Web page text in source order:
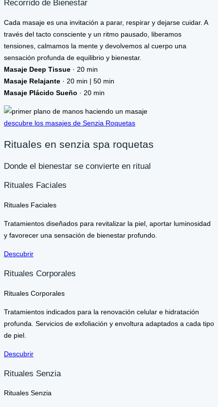
Recorrido de Bienestar
Cada masaje es una invitación a parar, respirar y dejarse cuidar. A
través del tacto consciente y un ritmo pausado, liberamos
tensiones, calmamos la mente y devolvemos al cuerpo una
sensación profunda de equilibrio y bienestar.
Masaje Deep Tissue · 20 min
Masaje Relajante · 20 min | 50 min
Masaje Plácido Sueño · 20 min
descubre los masajes de Senzia Roquetas
Rituales en senzia spa roquetas
Donde el bienestar se convierte en ritual
Rituales Faciales
Rituales Faciales
Tratamientos diseñados para revitalizar la piel, aportar luminosidad
y favorecer una sensación de bienestar profundo.
Descubrir
Rituales Corporales
Rituales Corporales
Tratamientos indicados para la renovación celular e hidratación
profunda. Servicios de exfoliación y envoltura adaptados a cada tipo
de piel.
Descubrir
Rituales Senzia
Rituales Senzia